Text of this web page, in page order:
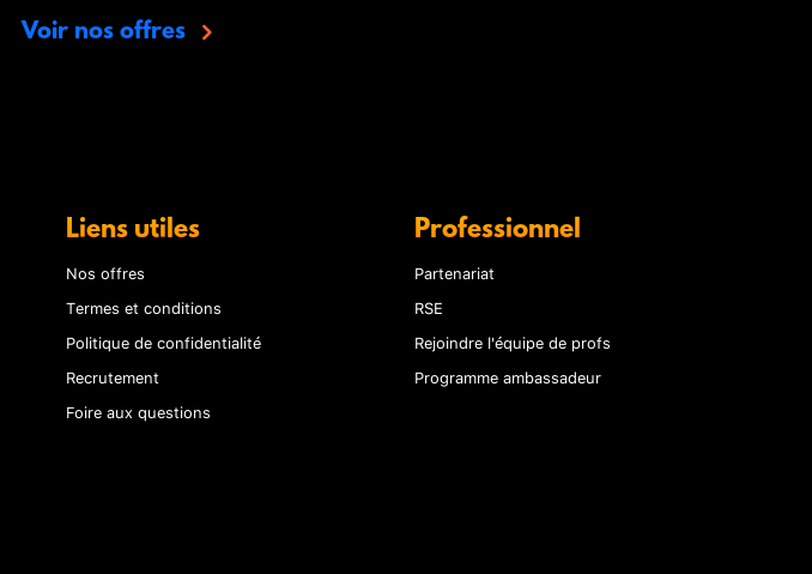
Voir nos offres
Liens utiles
Nos offres
Termes et conditions
Politique de confidentialité
Recrutement
Foire aux questions
Professionnel
Partenariat
RSE
Rejoindre l'équipe de profs
Programme ambassadeur